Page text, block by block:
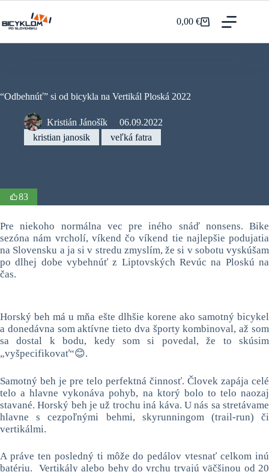
obsah
Nákupný
0,00€
“Odbehnúť” si od bicykla na Vertikál Ploská 2022
Kristián Jánošík
06.09.2022
kristian janosik
veľká fatra
83
Pre niekoho normálna vec pre iného snáď nonsens. Bike
sezóna nám vrcholí, víkend čo víkend tie najlepšie podujatia
na Slovensku a ja si v stredu zmyslím, že si v sobotu vyskúšam
po dlhej dobe vybehnúť z Liptovských Revúc na Ploskú na
čas.
Horský beh má u mňa ešte dlhšie korene ako samotný bicykel
a donedávna som aktívne tieto dva športy kombinoval, až som
sa dostal k bodu, kedy som si povedal, že to skúsim
„vyšpecifikovať“😊.
Samotný beh je pre telo perfektná činnosť. Človek zapája celé
telo a hlavne vykonáva pohyb, na ktorý bolo to telo naozaj
stavané. Horský beh je už trochu iná káva. U nás sa stretávame
hlavne s cezpoľnými behmi, skyrunningom (trail-run) či
vertikálmi.
A práve ten posledný ti môže do pedálov vtesnať celkom inú
batériu. Vertikály alebo behy do vrchu trvajú väčšinou od 20